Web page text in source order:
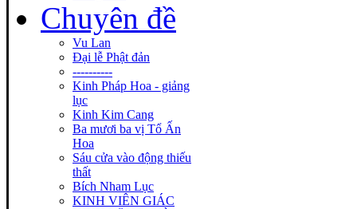
Chuyên đề
Vu Lan
Đại lễ Phật đản
----------
Kinh Pháp Hoa - giảng
lục
Kinh Kim Cang
Ba mươi ba vị Tổ Ấn
Hoa
Sáu cửa vào động thiếu
thất
Bích Nham Lục
KINH VIÊN GIÁC